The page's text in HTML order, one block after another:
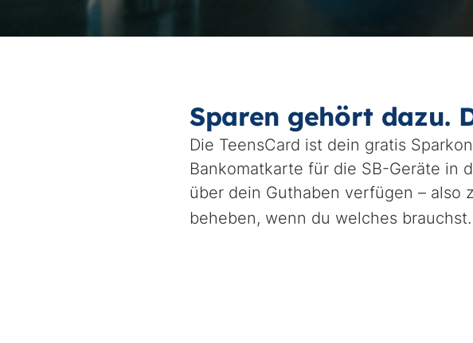
Sparen gehört dazu.
Die TeensCard ist dein gratis
Bankomatkarte für die SB-Geräte in
über dein Guthaben verfügen – also
beheben, wenn du welches